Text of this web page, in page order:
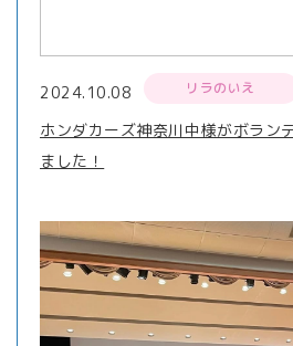
2024.10.08 リラのいえ
ホンダカーズ神奈川中様がボラン
ました！